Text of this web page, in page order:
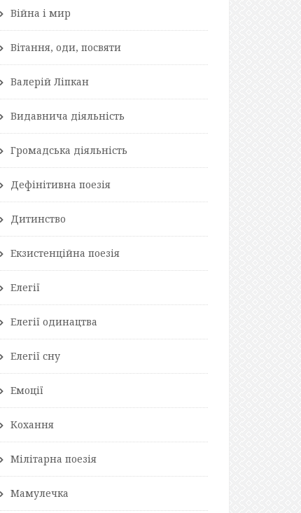
Війна і мир
Вітання, оди, посвяти
Валерій Ліпкан
Видавнича діяльність
Громадська діяльність
Дефінітивна поезія
Дитинство
Екзистенційна поезія
Елегії
Елегії одинацтва
Елегії сну
Емоції
Кохання
Мілітарна поезія
Мамулечка